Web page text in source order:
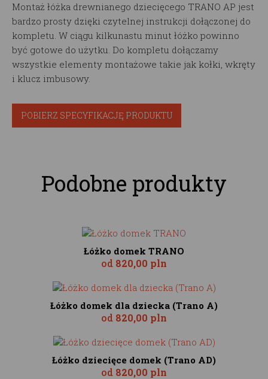
Montaż łóżka drewnianego dziecięcego TRANO AP jest
bardzo prosty dzięki czytelnej instrukcji dołączonej do
kompletu. W ciągu kilkunastu minut łóżko powinno
być gotowe do użytku. Do kompletu dołączamy
wszystkie elementy montażowe takie jak kołki, wkręty
i klucz imbusowy.
POBIERZ SPECYFIKACJĘ PRODUKTU
Podobne produkty
Łóżko domek TRANO
od 820,00 pln
Łóżko domek dla dziecka (Trano A)
od 820,00 pln
Łóżko dziecięce domek (Trano AD)
od 820,00 pln